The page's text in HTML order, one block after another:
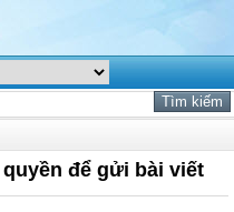
để gửi bài viết